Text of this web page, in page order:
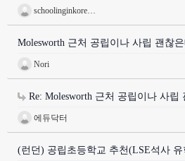
schoolinginkore…
Molesworth 근처 공립이나 사립 괜찮
Nori
Re: Molesworth 근처 공립이나 사립
에듀닥터
(런던) 공립초등학교 추천(LSE석사 유